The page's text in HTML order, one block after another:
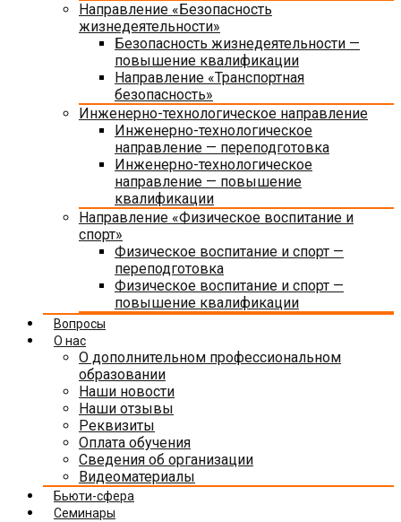
Направление «Безопасность
жизнедеятельности»
Безопасность жизнедеятельности —
повышение квалификации
Направление «Транспортная
безопасность»
Инженерно-технологическое направление
Инженерно-технологическое
направление — переподготовка
Инженерно-технологическое
направление — повышение
квалификации
Направление «Физическое воспитание и
спорт»
Физическое воспитание и спорт —
переподготовка
Физическое воспитание и спорт —
повышение квалификации
Вопросы
О нас
О дополнительном профессиональном
образовании
Наши новости
Наши отзывы
Реквизиты
Оплата обучения
Сведения об организации
Видеоматериалы
Бьюти-сфера
Семинары